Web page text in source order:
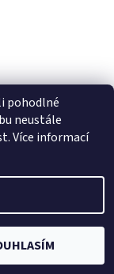
formulář
pohodlné
neustále
Více informací